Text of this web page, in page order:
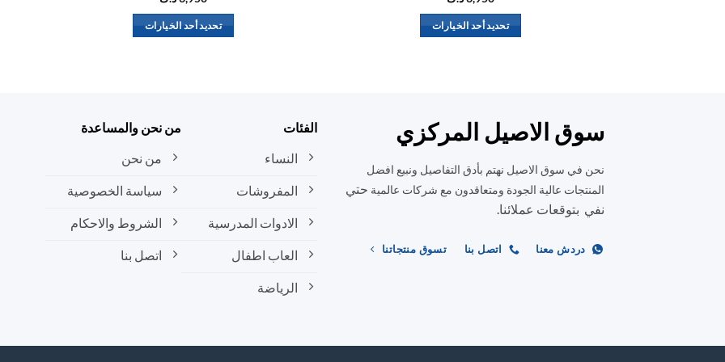
تحديد أحد الخيارات
المختلفة
لهذا
يمكن
اختيار
صفحة
تحديد أحد الخيارات
لهذا
المنتج.
اختيار
صفحة
سوق الاصيل المركزي
نحن في سوق الاصيل نهتم بأدق التفاصيل ونبيع افضل
المنتجات عالية الجودة ومتعاقدون مع شركات عالمية حتي
نفي بتوقعات عملائنا.
دردش معنا اتصل بنا تسوق منتجاتنا
الفئات
النساء
المفروشات
الادوات المدرسية
العاب اطفال
الرياضة
من نحن والمساعدة
من نحن
سياسة الخصوصية
الشروط والاحكام
اتصل بنا